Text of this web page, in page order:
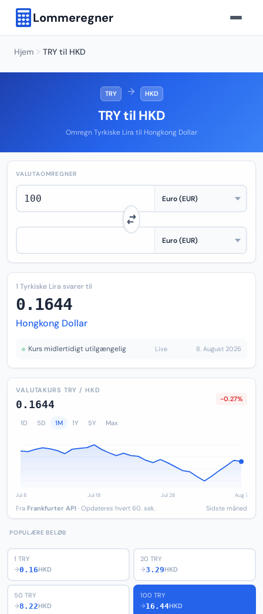
Lommeregner
Hjem TRY til HKD
TRY → HKD
TRY til HKD
Omregn Tyrkiske Lira til Hongkong Dollar
VALUTAOMREGNER
1 Tyrkiske Lira svarer til
0.1644
Hongkong Dollar
Kurs midlertidigt utilgængelig Live 8. August 2026
VALUTAKURS TRY / HKD
0.1644 -0.27%
1D 5D 1M 1Y 5Y Max
Fra Frankfurter API · Opdateres hvert 60. sek. Sidste måned
POPULÆRE BELØB
1 TRY
→0.16HKD
20 TRY
→3.29HKD
50 TRY
→8.22HKD
100 TRY
→16.44HKD